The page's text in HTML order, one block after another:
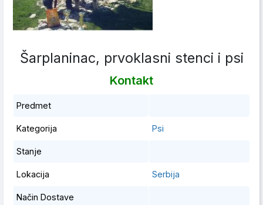
Šarplaninac, prvoklasni stenci i psi
Kontakt
Predmet
Kategorija Psi
Stanje
Lokacija Serbija
Način Dostave